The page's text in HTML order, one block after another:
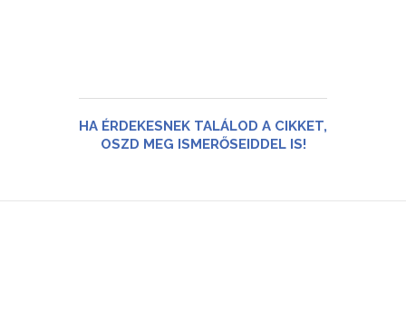
HA ÉRDEKESNEK TALÁLOD A CIKKET,
OSZD MEG ISMERŐSEIDDEL IS!